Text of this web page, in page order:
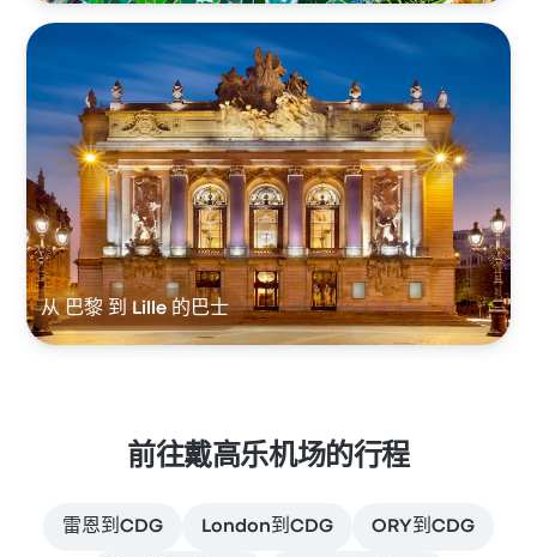
从 巴黎 到 Lille 的巴士
前往戴高乐机场的行程
雷恩到CDG London到CDG ORY到CDG